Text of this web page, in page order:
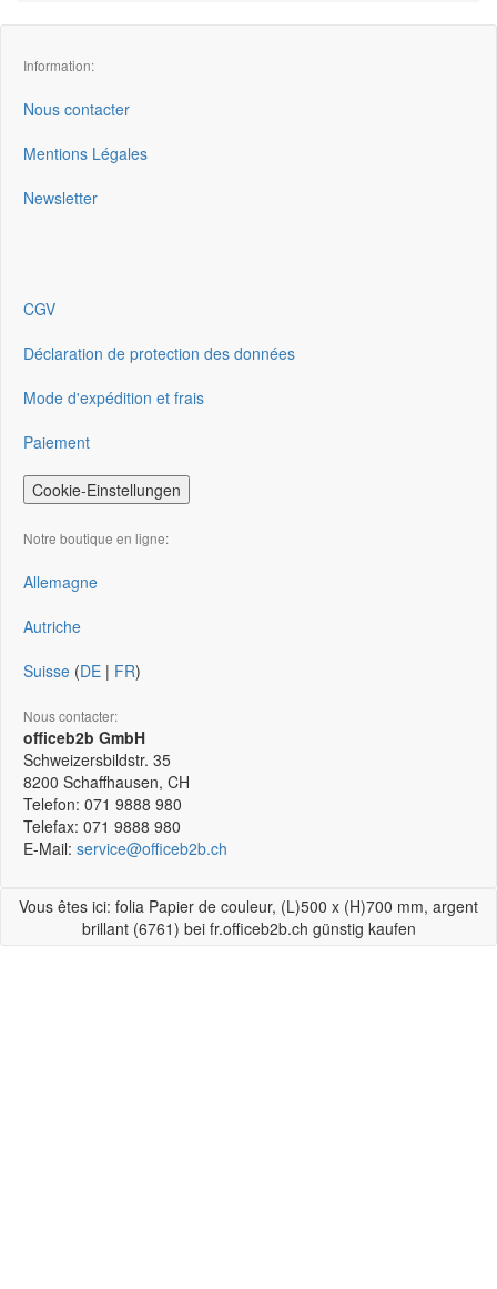
Information:
Nous contacter
Mentions Légales
Newsletter
CGV
Déclaration de protection des données
Mode d'expédition et frais
Paiement
Cookie-Einstellungen
Notre boutique en ligne:
Allemagne
Autriche
Suisse (DE | FR)
Nous contacter:
officeb2b GmbH
Schweizersbildstr. 35
8200 Schaffhausen, CH
Telefon: 071 9888 980
Telefax: 071 9888 980
E-Mail: service@officeb2b.ch
Vous êtes ici: folia Papier de couleur, (L)500 x (H)700 mm, argent
brillant (6761) bei fr.officeb2b.ch günstig kaufen